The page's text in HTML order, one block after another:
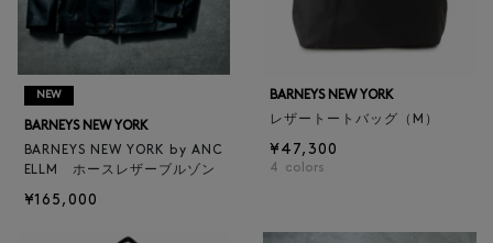
NEW
BARNEYS NEW YORK
BARNEYS NEW YORK by ANC
ELLM ホースレザーブルゾン
¥165,000
BARNEYS NEW YORK
レザートートバッグ（M）
¥47,300
4 colors